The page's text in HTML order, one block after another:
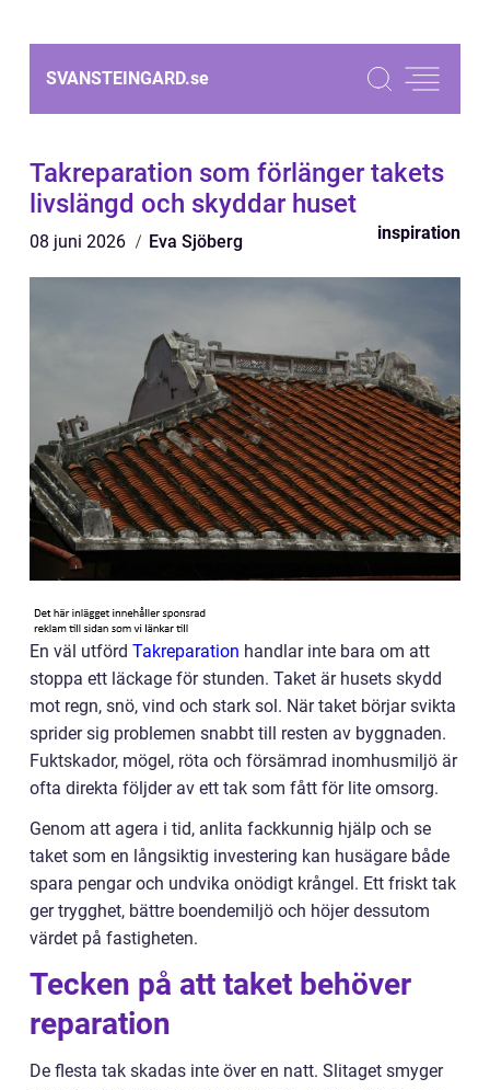
SVANSTEINGARD.se
Takreparation som förlänger takets
livslängd och skyddar huset
08 juni 2026 Eva Sjöberg inspiration
En väl utförd Takreparation handlar inte bara om att
stoppa ett läckage för stunden. Taket är husets skydd
mot regn, snö, vind och stark sol. När taket börjar svikta
sprider sig problemen snabbt till resten av byggnaden.
Fuktskador, mögel, röta och försämrad inomhusmiljö är
ofta direkta följder av ett tak som fått för lite omsorg.
Genom att agera i tid, anlita fackkunnig hjälp och se
taket som en långsiktig investering kan husägare både
spara pengar och undvika onödigt krångel. Ett friskt tak
ger trygghet, bättre boendemiljö och höjer dessutom
värdet på fastigheten.
Tecken på att taket behöver
reparation
De flesta tak skadas inte över en natt. Slitaget smyger